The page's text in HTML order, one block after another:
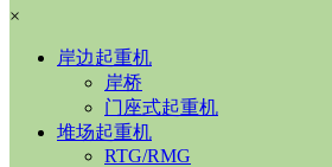
×
岸边起重机
岸桥
门座式起重机
堆场起重机
RTG/RMG